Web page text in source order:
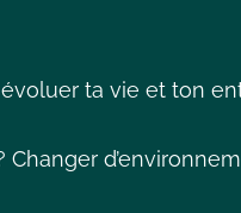
ta vie et ton